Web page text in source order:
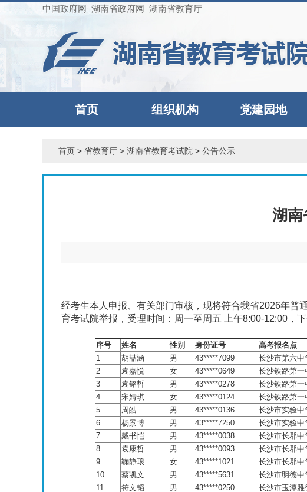
中国政府网 湖南省政府网 湖南省教育厅
首页 组织机构 党建园地
首页 > 省教育厅 > 湖南省教育考试院 > 公告公示
湖南
经考生本人申报、有关部门审核，现将符合我省2026年普
育考试院举报，受理时间：周一至周五 上午8:00-12:00，
序号 姓名 性别 身份证号 高考报名点
1
胡喆涵 男 43*****7099 长沙市第六中
2
袁嘉悦 女 43*****0649 长沙铁路第一
3
袁铭哲 男 43*****0278 长沙铁路第一
4
宋婧琪 女 43*****0124 长沙铁路第一
5
周皓 男 43*****0136 长沙市实验中
6
杨景博 男 43*****7250 长沙市实验中
7
戴书恺 男 43*****0038 长沙市长郡中
8
袁康哲 男 43*****0093 长沙市长郡中
9
鞠静琅 女 43*****1021 长沙市长郡中
10
蔡凯文 男 43*****5631 长沙市明德中
11
符文韬 男 43*****0250 长沙市玉潭雅